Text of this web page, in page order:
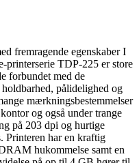
fremragende egenskaber I
printerserie TDP-225 er store
forbundet med de
pålidelighed og
mærkningsbestemmelser
og også under trange
på 203 dpi og hurtige
Printeren har en kraftig
hukommelse samt en